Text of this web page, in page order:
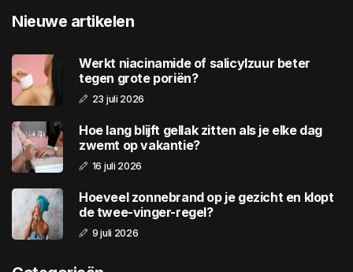
Nieuwe artikelen
Werkt niacinamide of salicylzuur beter
tegen grote poriën?
23 juli 2026
Hoe lang blijft gellak zitten als je elke dag
zwemt op vakantie?
16 juli 2026
Hoeveel zonnebrand op je gezicht en klopt
de twee-vinger-regel?
9 juli 2026